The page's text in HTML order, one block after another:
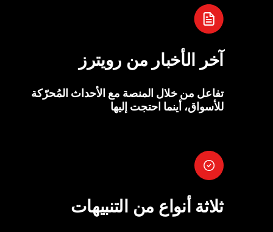
آخر الأخبار من رويترز
تفاعل من خلال المنصة مع الأحداث المُحرّكة
للأسواق، أينما احتجت إليها
ثلاثة أنواع من التنبيهات